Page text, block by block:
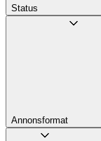
Status
Annons­format